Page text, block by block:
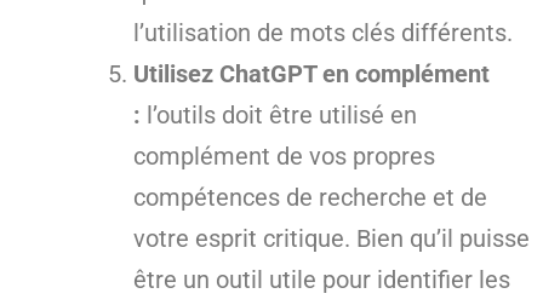
l’utilisation de mots clés différents.
Utilisez ChatGPT en complément
: l’outils doit être utilisé en
complément de vos propres
compétences de recherche et de
votre esprit critique. Bien qu’il puisse
être un outil utile pour identifier les